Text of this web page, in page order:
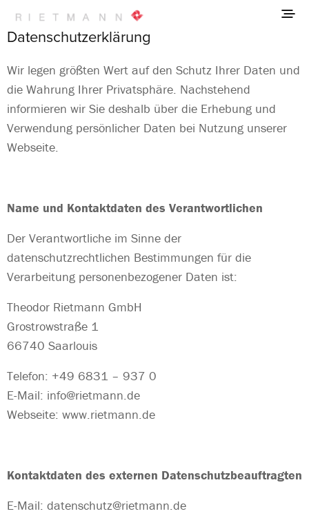
Datenschutzerklärung
Wir legen größten Wert auf den Schutz Ihrer Daten und
die Wahrung Ihrer Privatsphäre. Nachstehend
informieren wir Sie deshalb über die Erhebung und
Verwendung persönlicher Daten bei Nutzung unserer
Webseite.
Name und Kontaktdaten des Verantwortlichen
Der Verantwortliche im Sinne der
datenschutzrechtlichen Bestimmungen für die
Verarbeitung personenbezogener Daten ist:
Theodor Rietmann GmbH
Grostrowstraße 1
66740 Saarlouis
Telefon: +49 6831 – 937 0
E-Mail: info@rietmann.de
Webseite: www.rietmann.de
Kontaktdaten des externen Datenschutzbeauftragten
E-Mail: datenschutz@rietmann.de